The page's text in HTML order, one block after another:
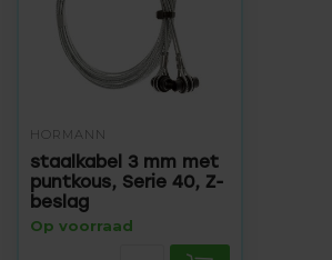
HÖRMANN
staalkabel 3 mm met
puntkous, Serie 40, Z-
beslag
Op voorraad